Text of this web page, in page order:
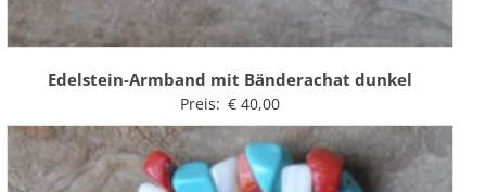
Edelstein-Armband mit Bänderachat dunkel
Preis: €40,00